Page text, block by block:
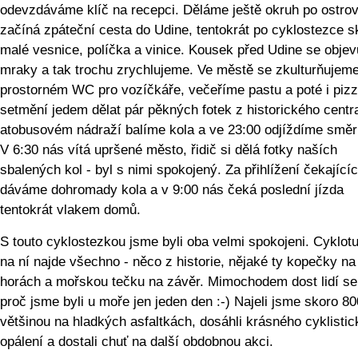
odevzdáváme klíč na recepci. Děláme ještě okruh po
začíná zpáteční cesta do Udine, tentokrát po cyklostezce
malé vesnice, políčka a vinice. Kousek před Udine se
mraky a tak trochu zrychlujeme. Ve městě se
prostorném WC pro vozíčkáře, večeříme pastu a poté i
setmění jedem dělat pár pěkných fotek z historického
atobusovém nádraží balíme kola a ve 23:00 odjíždíme
V 6:30 nás vítá upršené město, řidič si dělá fotky naších
sbalených kol - byl s nimi spokojený. Za přihlížení
dáváme dohromady kola a v 9:00 nás čeká poslední jízda
tentokrát vlakem domů.
S touto cyklostezkou jsme byli oba velmi spokojeni.
na ní najde všechno - něco z historie, nějaké ty kopečky na
horách a mořskou tečku na závěr. Mimochodem dost lidí
proč jsme byli u moře jen jeden den :-) Najeli jsme skoro
většinou na hladkých asfaltkách, dosáhli krásného
opálení a dostali chuť na další obdobnou akci.